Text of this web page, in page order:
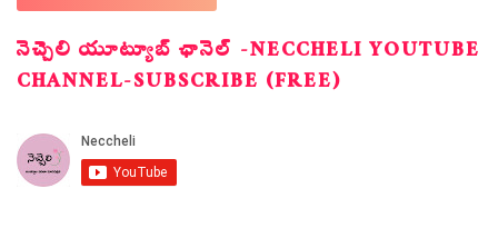
నెచ్చెలి యూట్యూబ్ ఛానెల్ -NECCHELI YOUTUBE
CHANNEL-SUBSCRIBE (FREE)